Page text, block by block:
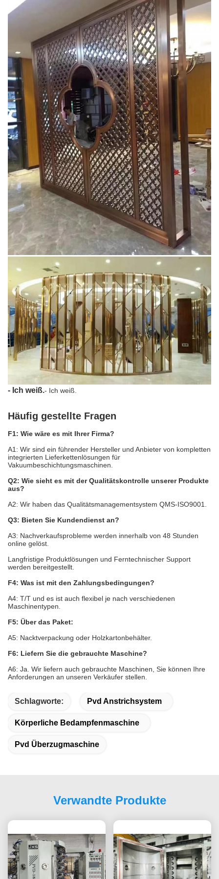
- Ich weiß.- Ich weiß.
Häufig gestellte Fragen
F1: Wie wäre es mit Ihrer Firma?
A1: Wir sind ein führender Hersteller und Anbieter von kompletten
integrierten Lieferkettenlösungen für
Vakuumbeschichtungsmaschinen.
Q2: Wie sieht es mit der Qualitätskontrolle unserer Produkte
aus?
A2: Wir haben das Qualitätsmanagementsystem QMS-ISO9001.
Q3: Bieten Sie Kundendienst an?
A3: Nachverkaufsprobleme werden innerhalb von 48 Stunden
online gelöst.
Langfristige Produktlösungen und Ferntechnischer Support
werden bereitgestellt.
F4: Was ist mit den Zahlungsbedingungen?
A4: T/T und es ist auch flexibel je nach verschiedenen
Maschinentypen.
F5: Über das Paket:
A5: Nacktverpackung oder Holzkartonbehälter.
F6: Liefern Sie die gebrauchte Maschine?
A6: Ja. Wir liefern auch gebrauchte Maschinen, Sie können Ihre
Anforderungen an unseren Verkäufer stellen.
Schlagworte: Pvd Anstrichsystem
Körperliche Bedampfenmaschine
Pvd Überzugmaschine
Verwandte Produkte